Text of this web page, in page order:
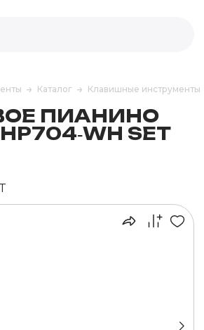
Каталог Клавишные инструменты
ПИАНИНО
SET